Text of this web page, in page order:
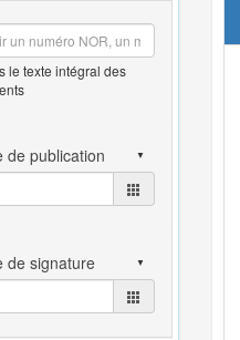
le texte intégral des